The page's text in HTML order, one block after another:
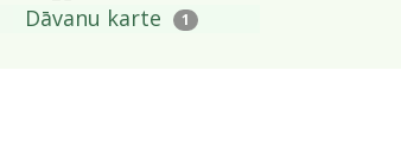
Dāvanu karte 1